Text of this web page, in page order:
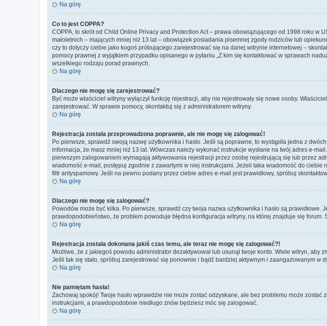
Na górę
Co to jest COPPA?
COPPA, to skrót od Child Online Privacy and Protection Act – prawa obowiązującego od 1998 roku w
małoletnich – mających mniej niż 13 lat – obowiązek posiadania pisemnej zgody rodziców lub
czy to dotyczy ciebie jako kogoś próbującego zarejestrować się na danej witrynie internetowej –
pomocy prawnej z wyjątkiem przypadku opisanego w pytaniu „Z kim się kontaktować w sprawach
wszelkiego rodzaju porad prawnych.
Na górę
Dlaczego nie mogę się zarejestrować?
Być może właściciel witryny wyłączył funkcję rejestracji, aby nie rejestrowały się nowe osoby.
zarejestrować. W sprawie pomocy, skontaktuj się z administratorem witryny.
Na górę
Rejestracja została przeprowadzona poprawnie, ale nie mogę się zalogować!
Po pierwsze, sprawdź swoją nazwę użytkownika i hasło. Jeśli są poprawne, to wystąpiła jedna z
informacja, że masz mniej niż 13 lat. Wówczas należy wykonać instrukcje wysłane na twój adres e-
pierwszym zalogowaniem wymagają aktywowania rejestracji przez osobę rejestrującą się lub przez
wiadomość e-mail, postępuj zgodnie z zawartymi w niej instrukcjami. Jeżeli taka wiadomość do ciebie
filtr antyspamowy. Jeśli na pewno podany przez ciebie adres e-mail jest prawidłowy, spróbuj
Na górę
Dlaczego nie mogę się zalogować?
Powodów może być kilka. Po pierwsze, sprawdź czy twoja nazwa użytkownika i hasło są
prawdopodobieństwo, że problem powoduje błędna konfiguracja witryny, na której znajduje się
Na górę
Rejestracja została dokonana jakiś czas temu, ale teraz nie mogę się zalogować?!
Możliwe, że z jakiegoś powodu administrator dezaktywował lub usunął twoje konto. Wiele witryn,
Jeśli tak się stało, spróbuj zarejestrować się ponownie i bądź bardziej aktywnym i zaangażowanym w
Na górę
Nie pamiętam hasła!
Zachowaj spokój! Twoje hasło wprawdzie nie może zostać odzyskane, ale bez problemu może
instrukcjami, a prawdopodobnie niedługo znów będziesz móc się zalogować.
Na górę